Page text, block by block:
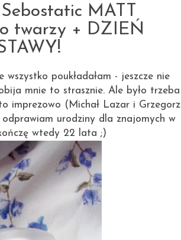
MATT
twarzy + DZIEŃ
poukładałam - jeszcze nie
mnie to strasznie. Ale było trzeba
imprezowo (Michał Lazar i Grzegorz
urodziny dla znajomych w
wtedy 22 lata ;)